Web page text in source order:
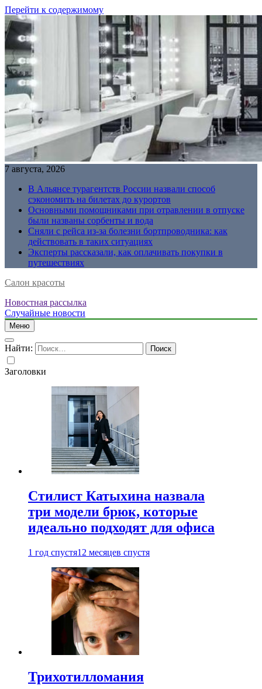
Перейти к содержимому
7 августа, 2026
В Альянсе турагентств России назвали способ
сэкономить на билетах до курортов
Основными помощниками при отравлении в отпуске
были названы сорбенты и вода
Сняли с рейса из-за болезни бортпроводника: как
действовать в таких ситуациях
Эксперты рассказали, как оплачивать покупки в
путешествиях
Салон красоты
Новостная рассылка
Случайные новости
Меню
Найти:
Заголовки
Стилист Катыхина назвала
три модели брюк, которые
идеально подходят для офиса
1 год спустя12 месяцев спустя
Трихотилломания